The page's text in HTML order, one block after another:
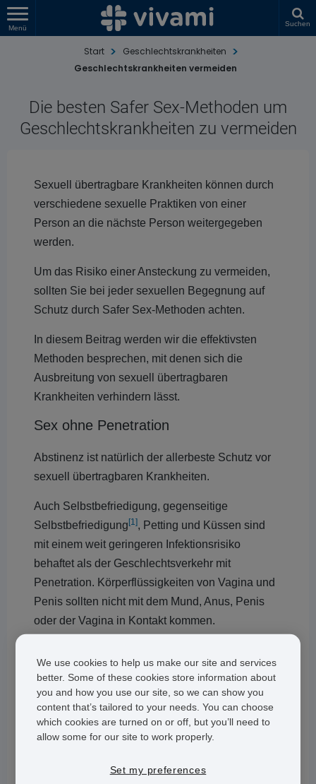
Menü
Suchen
Start
Geschlechtskrankheiten
Geschlechtskrankheiten vermeiden
Die besten Safer Sex-Methoden um
Geschlechtskrankheiten zu vermeiden
Sexuell übertragbare Krankheiten können durch
verschiedene sexuelle Praktiken von einer
Person an die nächste Person weitergegeben
werden.
Um das Risiko einer Ansteckung zu vermeiden,
sollten Sie bei jeder sexuellen Begegnung auf
Schutz durch Safer Sex-Methoden achten.
In diesem Beitrag werden wir die effektivsten
Methoden besprechen, mit denen sich die
Ausbreitung von sexuell übertragbaren
Krankheiten verhindern lässt.
Sex ohne Penetration
Abstinenz ist natürlich der allerbeste Schutz vor
sexuell übertragbaren Krankheiten.
Auch Selbstbefriedigung, gegenseitige
Selbstbefriedigung [1], Petting und Küssen sind
mit einem weit geringeren Infektionsrisiko
behaftet als der Geschlechtsverkehr mit
Penetration. Körperflüssigkeiten von Vagina und
Penis sollten nicht mit dem Mund, Anus, Penis
oder der Vagina in Kontakt kommen.
werden, wenn das Herpesvirus am Mund
vorhanden ist (Lippenherpes). In manchen Fällen
ist Herpes in Form der typischen Lippenbläschen
deutlich sichtbar, doch in anderen Fällen ist es
weniger deutlich zu erkennen. Lippenherpes wird
vom HSV-1-Typ des Virus verursacht, während
We use cookies to help us make our site and services
better. Some of these cookies store information about
you and how you use our site, so we can show you
content that’s tailored to your needs. You can choose
which cookies are turned on or off, but you’ll need to
allow some for our site to work properly.
Set my preferences